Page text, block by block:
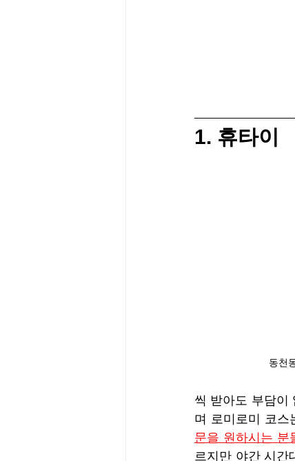
1. 휴타이
동천
씩 받아도 부담이
며 로미로미 코스
문을 원하시는 분
르지만 야간 시간